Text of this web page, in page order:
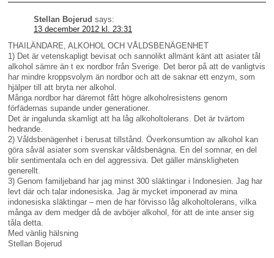
Stellan Bojerud says:
13 december 2012 kl. 23:31
THAILÄNDARE, ALKOHOL OCH VÅLDSBENÄGENHET
1) Det är vetenskapligt bevisat och sannolikt allmänt känt att asiater tål
alkohol sämre än t ex nordbor från Sverige. Det beror på att de vanligtvis
har mindre kroppsvolym än nordbor och att de saknar ett enzym, som
hjälper till att bryta ner alkohol.
Många nordbor har däremot fått högre alkoholresistens genom
förfädernas supande under generationer.
Det är ingalunda skamligt att ha låg alkoholtolerans. Det är tvärtom
hedrande.
2) Våldsbenägenhet i berusat tillstånd. Överkonsumtion av alkohol kan
göra såväl asiater som svenskar våldsbenägna. En del somnar, en del
blir sentimentala och en del aggressiva. Det gäller mänskligheten
generellt.
3) Genom familjeband har jag minst 300 släktingar i Indonesien. Jag har
levt där och talar indonesiska. Jag är mycket imponerad av mina
indonesiska släktingar – men de har förvisso låg alkoholtolerans, vilka
många av dem medger då de avböjer alkohol, för att de inte anser sig
tåla detta.
Med vänlig hälsning
Stellan Bojerud